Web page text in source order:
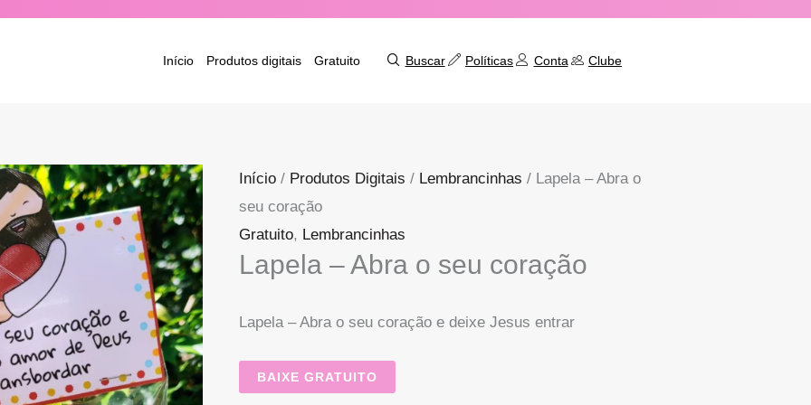
Início Produtos digitais Gratuito Buscar Políticas Conta Clube
Início / Produtos Digitais / Lembrancinhas / Lapela – Abra o
seu coração
Gratuito, Lembrancinhas
Lapela – Abra o seu coração
Lapela – Abra o seu coração e deixe Jesus entrar
BAIXE GRATUITO